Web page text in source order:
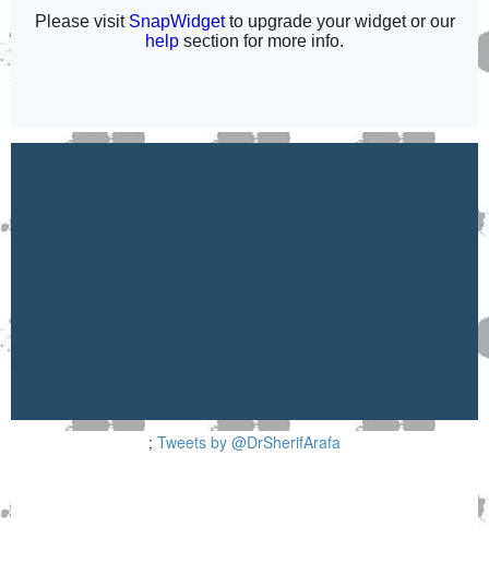
Tweets by @DrSherifArafa
;